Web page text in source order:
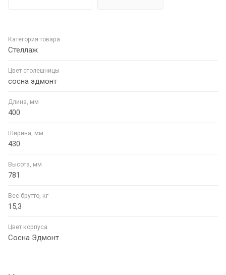
Категория товара
Стеллаж
Цвет столешницы
сосна эдмонт
Длина, мм
400
Ширина, мм
430
Высота, мм
781
Вес брутто, кг
15,3
Цвет корпуса
Сосна Эдмонт